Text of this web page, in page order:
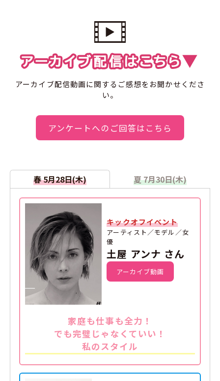
アーカイブ配信動画に関するご感想をお聞かせくださ
い。
アンケートへのご回答はこちら
春 5月28日(木) 夏 7月30日(木)
キックオフイベント
アーティスト／モデル／女
優
土屋 アンナ さん
アーカイブ動画
家庭も仕事も全力！
でも完璧じゃなくていい！
私のスタイル